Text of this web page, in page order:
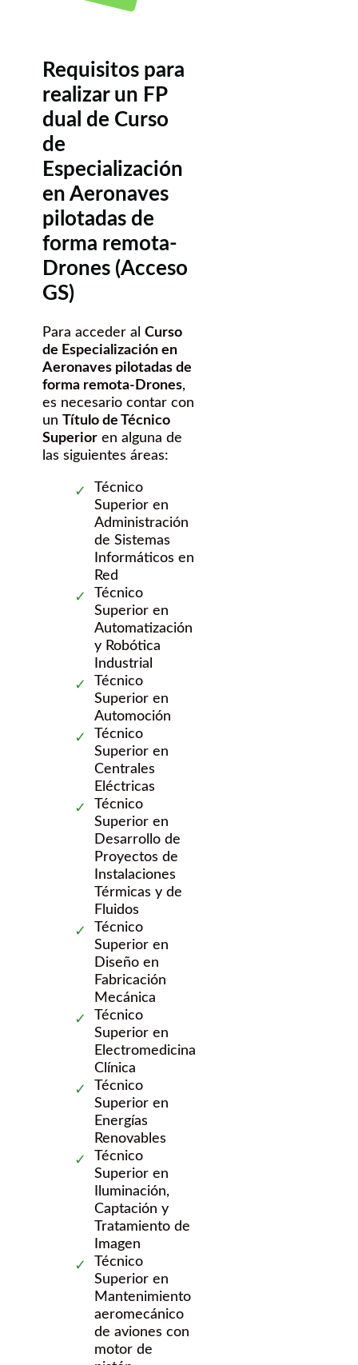
Requisitos para
realizar un FP
dual de Curso
de
Especialización
en Aeronaves
pilotadas de
forma remota-
Drones (Acceso
GS)
Para acceder al Curso
de Especialización en
Aeronaves pilotadas de
forma remota-Drones,
es necesario contar con
un Título de Técnico
Superior en alguna de
las siguientes áreas:
Técnico
Superior en
Administración
de Sistemas
Informáticos en
Red
Técnico
Superior en
Automatización
y Robótica
Industrial
Técnico
Superior en
Automoción
Técnico
Superior en
Centrales
Eléctricas
Técnico
Superior en
Desarrollo de
Proyectos de
Instalaciones
Térmicas y de
Fluidos
Técnico
Superior en
Diseño en
Fabricación
Mecánica
Técnico
Superior en
Electromedicina
Clínica
Técnico
Superior en
Energías
Renovables
Técnico
Superior en
Iluminación,
Captación y
Tratamiento de
Imagen
Técnico
Superior en
Mantenimiento
aeromecánico
de aviones con
motor de